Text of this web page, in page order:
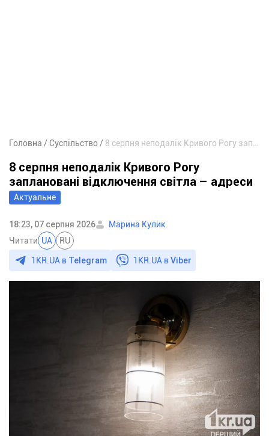
Головна Суспільство 8 серпня неподалік Кривого Рогу заплановані відключення світла – адреси
Актуальне
8 серпня неподалік Кривого Рогу
заплановані відключення світла – адреси
18:23, 07 серпня 2026
Марина Кулик
Читати UA RU
1KR.UA в Telegram 1KR.UA вViber